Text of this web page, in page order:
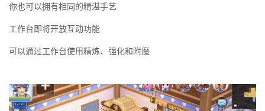
你也可以拥有相同的精湛手艺
工作台即将开放互动功能
可以通过工作台使用精炼、强化和附魔